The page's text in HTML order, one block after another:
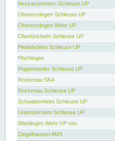
Neckarzimmern Schleuse UP
Oberesslingen Schleuse UP
Oberesslingen Wehr UP
Obertürkheim Schleuse UP
Pleidelsheim Schleuse UP
Plochingen
Poppenweiler Schleuse UP
Rockenau SKA
Rockenau Schleuse UP
Schwabenheim Schleuse UP
Untertürkheim Schleuse UP
Wieblingen Wehr UP neu
Ziegelhausen AMS